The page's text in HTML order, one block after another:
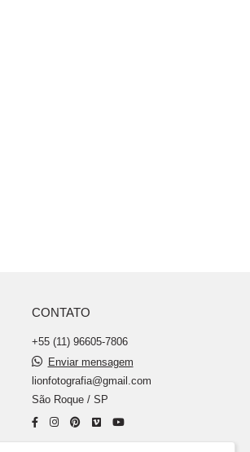
CONTATO
+55 (11) 96605-7806
Enviar mensagem
lionfotografia@gmail.com
São Roque / SP